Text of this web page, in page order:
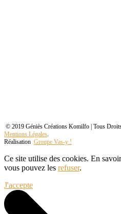
© 2019 Géniès Créations Komilfo | Tous
Mentions Légales.
Réalisation Groupe Vas-y !
Ce site utilise des cookies. En
vous pouvez les refuser.
J'accepte